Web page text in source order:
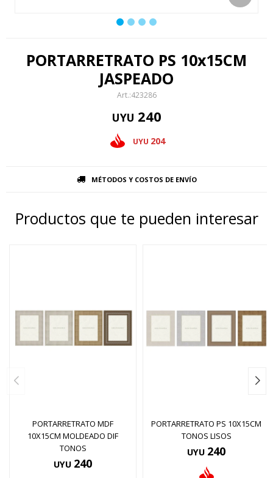
PORTARRETRATO PS 10x15CM
JASPEADO
423286
UYU 240
UYU 204
MÉTODOS Y COSTOS DE ENVÍO
Productos que te pueden interesar
PORTARRETRATO MDF
10X15CM MOLDEADO DIF
TONOS
UYU 240
PORTARRETRATO PS 10X15CM
TONOS LISOS
UYU 240